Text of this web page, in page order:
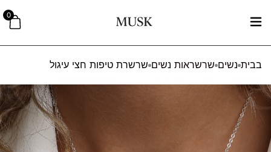
0
בבית נשים שרשראות נשים שרשרת טיפות חצי עיגול